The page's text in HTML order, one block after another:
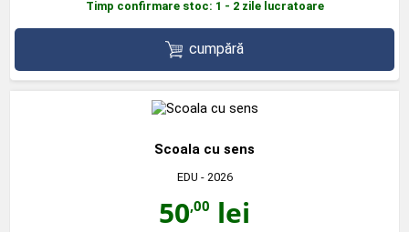
Timp confirmare stoc: 1 - 2 zile lucratoare
cumpără
Scoala cu sens
EDU - 2026
50,00 lei